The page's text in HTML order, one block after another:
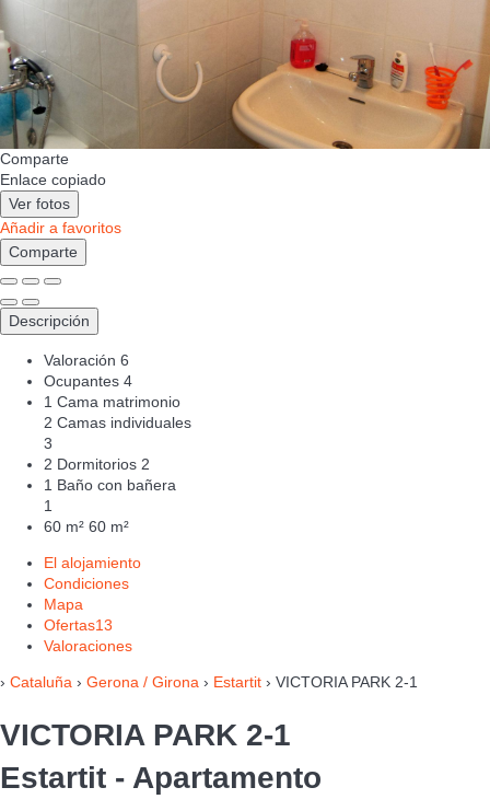
Comparte
Enlace copiado
Ver fotos
Añadir a favoritos
Comparte
Descripción
Valoración 6
Ocupantes 4
1 Cama matrimonio
2 Camas individuales
3
2 Dormitorios 2
1 Baño con bañera
1
60 m² 60 m²
El alojamiento
Condiciones
Mapa
Ofertas13
Valoraciones
› Cataluña › Gerona / Girona › Estartit › VICTORIA PARK 2-1
VICTORIA PARK 2-1
Estartit - Apartamento